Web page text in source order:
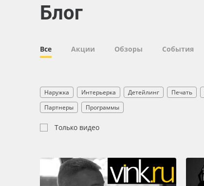
Рулонные материалы
Листовые материалы
Мобильные конструкции и
POS-материалы
Профильные системы
Светотехника
Инженерные пластики
Блог
Все Акции Обзоры События
Наружка Интерьерка Детейлинг Печать
Партнеры
Программы
Только видео